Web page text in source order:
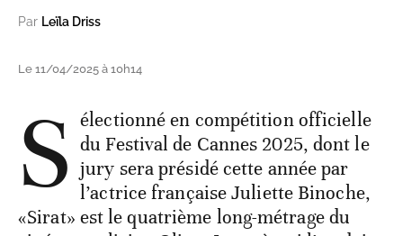
Par Leïla Driss
Le 11/04/2025 à 10h14
S électionné en compétition officielle
du Festival de Cannes 2025, dont le
jury sera présidé cette année par
l’actrice française Juliette Binoche,
«Sirat» est le quatrième long-métrage du